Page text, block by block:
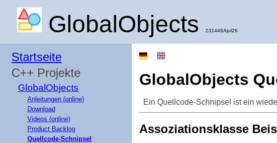
GlobalObjects231446Ajul26
GlobalObjects
Ein Quellcode-Schnipsel ist ein
Assoziationsklasse
Startseite
C++ Projekte
GlobalObjects
Anleitungen (online)
Download
Videos (online)
Product Backlog
Quellcode-Schnipsel